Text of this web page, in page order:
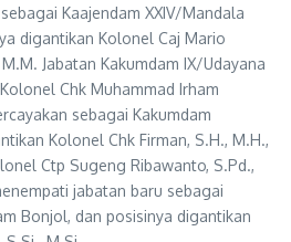
Kaajendam XXIV/Mandala
digantikan Kolonel Caj Mario
Jabatan Kakumdam IX/Udayana
Chk Muhammad Irham
sebagai Kakumdam
Kolonel Chk Firman, S.H., M.H.,
Ctp Sugeng Ribawanto, S.Pd.,
jabatan baru sebagai
Bonjol, dan posisinya digantikan